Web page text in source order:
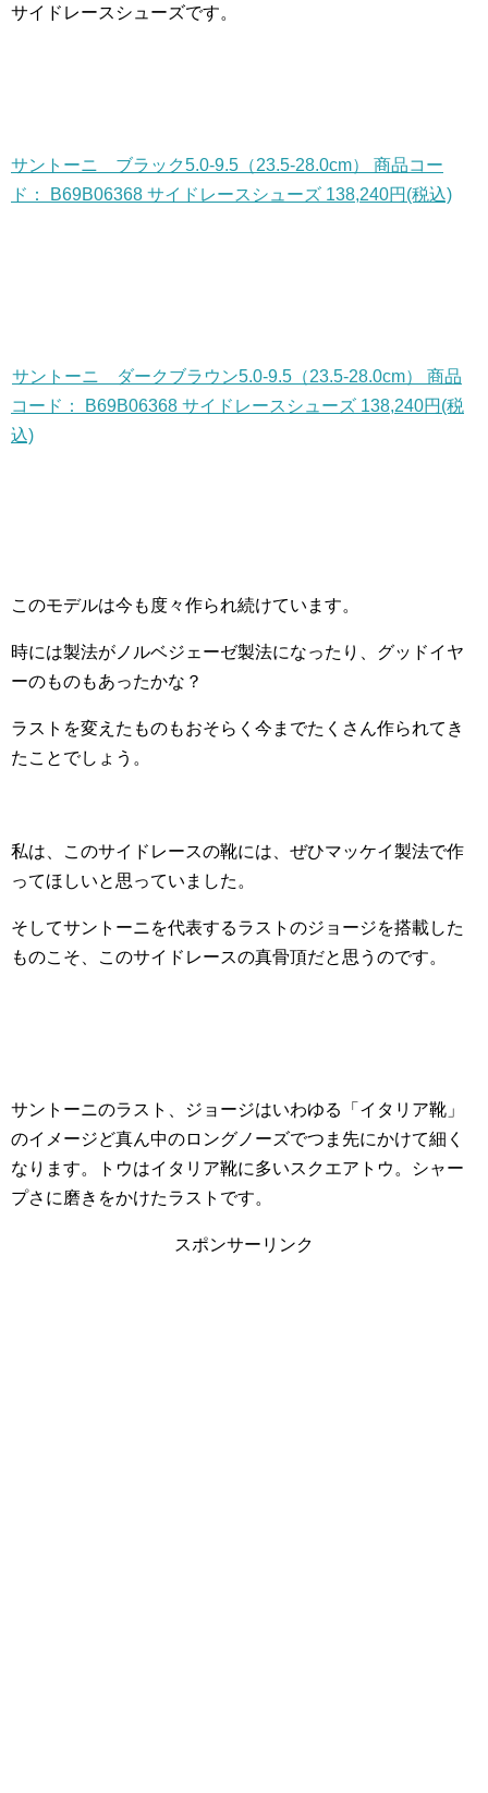
サイドレースシューズです。
サントーニ ブラック5.0-9.5（23.5-28.0cm） 商品コー
ド： B69B06368 サイドレースシューズ 138,240円(税込)
サントーニ ダークブラウン5.0-9.5（23.5-28.0cm） 商品
コード： B69B06368 サイドレースシューズ 138,240円(税
込)
このモデルは今も度々作られ続けています。
時には製法がノルベジェーゼ製法になったり、グッドイヤ
ーのものもあったかな？
ラストを変えたものもおそらく今までたくさん作られてき
たことでしょう。
私は、このサイドレースの靴には、ぜひマッケイ製法で作
ってほしいと思っていました。
そしてサントーニを代表するラストのジョージを搭載した
ものこそ、このサイドレースの真骨頂だと思うのです。
サントーニのラスト、ジョージはいわゆる「イタリア靴」
のイメージど真ん中のロングノーズでつま先にかけて細く
なります。トウはイタリア靴に多いスクエアトウ。シャー
プさに磨きをかけたラストです。
スポンサーリンク